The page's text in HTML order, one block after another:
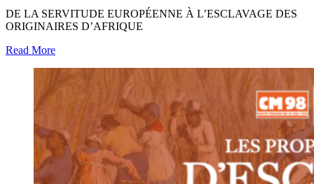
DE LA SERVITUDE EUROPÉENNE À L’ESCLAVAGE DES
ORIGINAIRES D’AFRIQUE
Read More